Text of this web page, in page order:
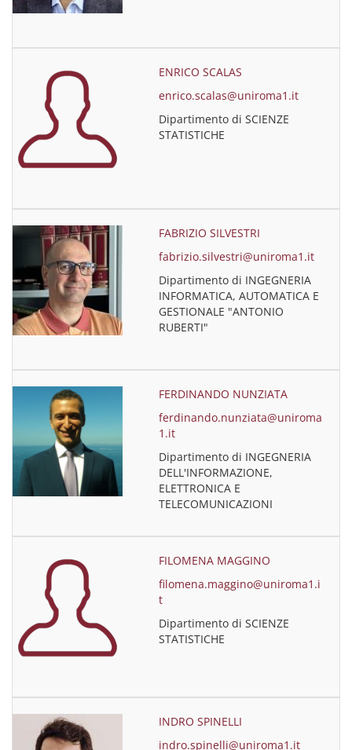
ENRICO SCALAS
enrico.scalas@uniroma1.it
Dipartimento di SCIENZE
STATISTICHE
FABRIZIO SILVESTRI
fabrizio.silvestri@uniroma1.it
Dipartimento di INGEGNERIA
INFORMATICA, AUTOMATICA E
GESTIONALE "ANTONIO
RUBERTI"
FERDINANDO NUNZIATA
ferdinando.nunziata@uniroma
1.it
Dipartimento di INGEGNERIA
DELL'INFORMAZIONE,
ELETTRONICA E
TELECOMUNICAZIONI
FILOMENA MAGGINO
filomena.maggino@uniroma1.i
t
Dipartimento di SCIENZE
STATISTICHE
INDRO SPINELLI
indro.spinelli@uniroma1.it